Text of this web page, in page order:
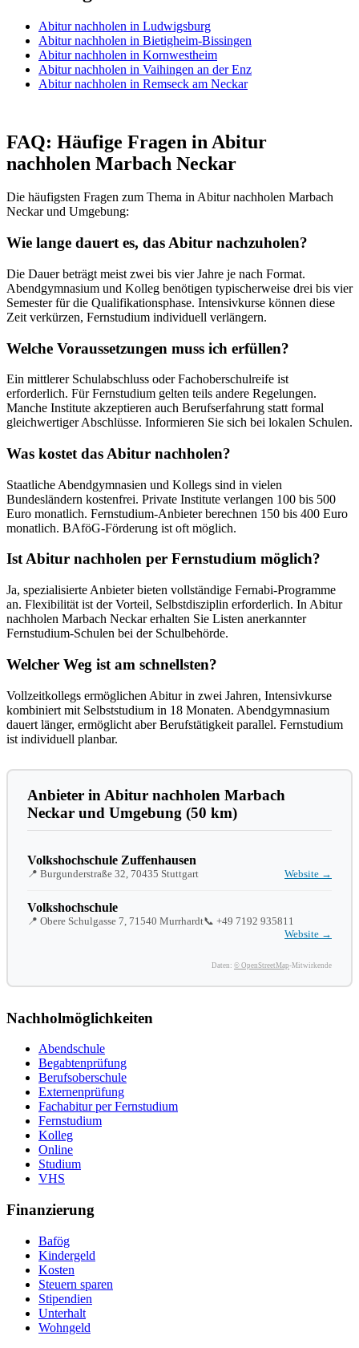
Abitur nachholen in Ludwigsburg
Abitur nachholen in Bietigheim-Bissingen
Abitur nachholen in Kornwestheim
Abitur nachholen in Vaihingen an der Enz
Abitur nachholen in Remseck am Neckar
FAQ: Häufige Fragen in Abitur
nachholen Marbach Neckar
Die häufigsten Fragen zum Thema in Abitur nachholen Marbach
Neckar und Umgebung:
Wie lange dauert es, das Abitur nachzuholen?
Die Dauer beträgt meist zwei bis vier Jahre je nach Format.
Abendgymnasium und Kolleg benötigen typischerweise drei bis vier
Semester für die Qualifikationsphase. Intensivkurse können diese
Zeit verkürzen, Fernstudium individuell verlängern.
Welche Voraussetzungen muss ich erfüllen?
Ein mittlerer Schulabschluss oder Fachoberschulreife ist
erforderlich. Für Fernstudium gelten teils andere Regelungen.
Manche Institute akzeptieren auch Berufserfahrung statt formal
gleichwertiger Abschlüsse. Informieren Sie sich bei lokalen Schulen.
Was kostet das Abitur nachholen?
Staatliche Abendgymnasien und Kollegs sind in vielen
Bundesländern kostenfrei. Private Institute verlangen 100 bis 500
Euro monatlich. Fernstudium-Anbieter berechnen 150 bis 400 Euro
monatlich. BAföG-Förderung ist oft möglich.
Ist Abitur nachholen per Fernstudium möglich?
Ja, spezialisierte Anbieter bieten vollständige Fernabi-Programme
an. Flexibilität ist der Vorteil, Selbstdisziplin erforderlich. In Abitur
nachholen Marbach Neckar erhalten Sie Listen anerkannter
Fernstudium-Schulen bei der Schulbehörde.
Welcher Weg ist am schnellsten?
Vollzeitkollegs ermöglichen Abitur in zwei Jahren, Intensivkurse
kombiniert mit Selbststudium in 18 Monaten. Abendgymnasium
dauert länger, ermöglicht aber Berufstätigkeit parallel. Fernstudium
ist individuell planbar.
Anbieter in Abitur nachholen Marbach
Neckar und Umgebung (50 km)
Volkshochschule Zuffenhausen
📍 Burgunderstraße 32, 70435 Stuttgart Website →
Volkshochschule
📍 Obere Schulgasse 7, 71540 Murrhardt📞 +49 7192 935811
Website →
Daten: © OpenStreetMap-Mitwirkende
Nachholmöglichkeiten
Abendschule
Begabtenprüfung
Berufsoberschule
Externenprüfung
Fachabitur per Fernstudium
Fernstudium
Kolleg
Online
Studium
VHS
Finanzierung
Bafög
Kindergeld
Kosten
Steuern sparen
Stipendien
Unterhalt
Wohngeld